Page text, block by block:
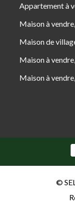
Appartement à
Maison à
Maison de
Maison à
Maison à
©